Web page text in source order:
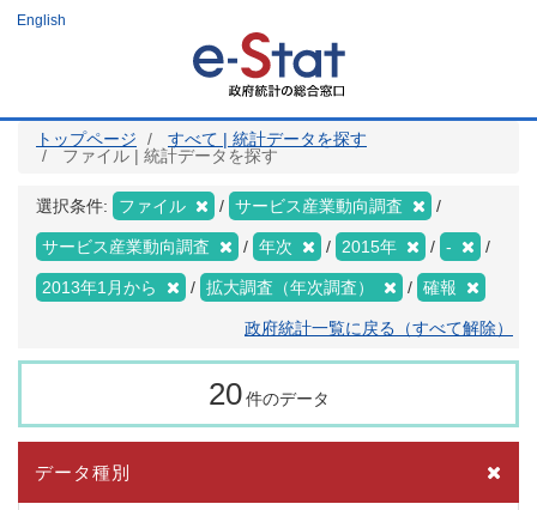
ツ
English
トップページ
すべて | 統計データを探す
ファイル | 統計データを探す
選択条件: ファイル サービス産業動向調査
サービス産業動向調査 年次 2015年 -
2013年1月から 拡大調査（年次調査） 確報
政府統計一覧に戻る（すべて解除）
20 件のデータ
データ種別